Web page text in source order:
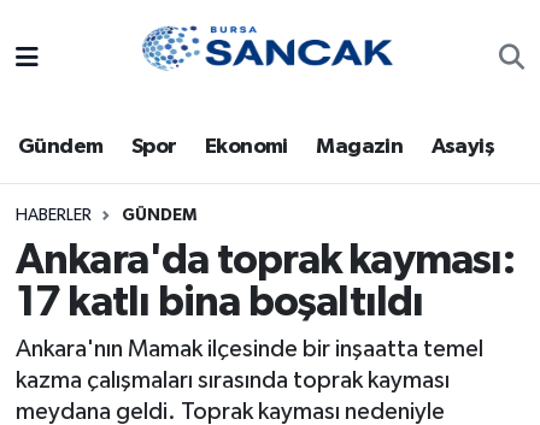
Gündem Spor Ekonomi Magazin Asayiş
HABERLER GÜNDEM
Ankara'da toprak kayması:
17 katlı bina boşaltıldı
Ankara'nın Mamak ilçesinde bir inşaatta temel
kazma çalışmaları sırasında toprak kayması
meydana geldi. Toprak kayması nedeniyle
Bursa
Dünya
Eğitim
Ekonomi
Genel
Trafik Durumu
Süper Lig Puan Durumu ve Fikstür
Tüm Manşetler
Son Dakika Haberleri
Haber Arşivi